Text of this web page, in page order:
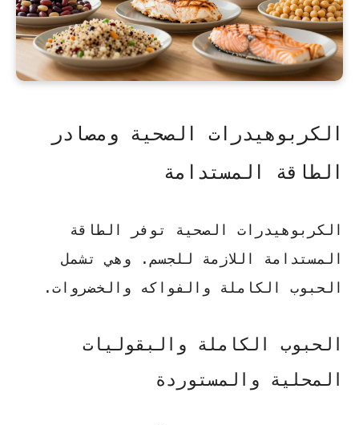
الكربوهيدرات الصحية ومصادر
الطاقة المستدامة
الكربوهيدرات الصحية توفر الطاقة
المستدامة اللازمة للجسم. وهي تشمل
الحبوب الكاملة والفواكه والخضروات.
الحبوب الكاملة والبقوليات
المحلية والمستوردة